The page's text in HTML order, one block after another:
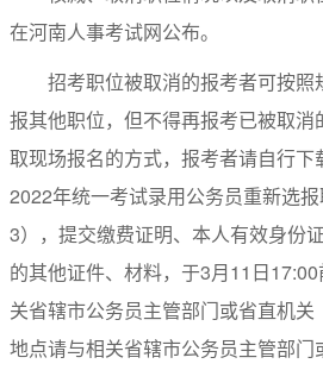
在河南人事考试网公布。
招考职位被取消的报考者可按
报其他职位，但不得再报考已被取
取现场报名的方式，报考者请自行下
2022年统一考试录用公务员重新选
3），提交缴费证明、本人有效身份
的其他证件、材料，于3月11日
关省辖市公务员主管部门或省直机
地点请与相关省辖市公务员主管部